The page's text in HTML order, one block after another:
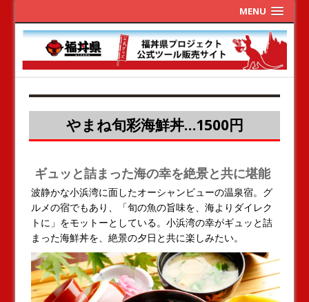
MENU
やまね旬彩海鮮丼…1500円
ギュッと詰まった海の幸を絶景と共に堪能
波静かな小浜湾に面したオーシャンビューの温泉宿。グ
ルメの宿でもあり、「旬の魚の旨味を、海よりダイレク
トに」をモットーとしている。小浜湾の幸がギュッと詰
まった海鮮丼を、絶景の夕日と共に楽しみたい。